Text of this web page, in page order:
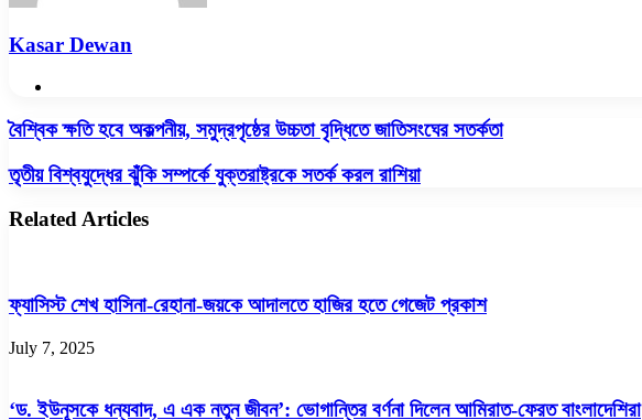
Kasar Dewan
বৈশ্বিক
হবে
অকল্পনীয়,
উচ্চতা
বৈশ্বিক ক্ষতি হবে অকল্পনীয়, সমুদ্রপৃষ্ঠের উচ্চতা বৃদ্ধিতে জাতিসংঘের সতর্কতা
তৃতীয়
বিশ্বযুদ্ধের
ঝুঁকি
সম্পর্কে
রাশিয়া
তৃতীয় বিশ্বযুদ্ধের ঝুঁকি সম্পর্কে যুক্তরাষ্ট্রকে সতর্ক করল রাশিয়া
Related Articles
ফ্যাসিস্ট শেখ হাসিনা-রেহানা-জয়কে আদালতে হাজির হতে গেজেট প্রকাশ
July 7, 2025
‘ড. ইউনূসকে ধন্যবাদ, এ এক নতুন জীবন’: ভোগান্তির বর্ণনা দিলেন আমিরাত-ফেরত বাংলাদেশিরা